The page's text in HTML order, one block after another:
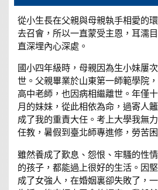
從小生長在父親與母親執手相愛的
去召會，所以一直蒙受主恩，耳濡
直深埋內心深處。
國小四年級時，母親因為生小妹屢
世。父親畢業於山東第一師範學院
高中老師，也因病相繼離世。年僅
月的妹妹，從此相依為命，過寄人
成了我的重責大任。考上大學我無
任教，暑假到臺北師專進修，勞苦
雖然養成了歎息、怨恨、牢騷的性
的孩子，都能過上很好的生活。因
成了女強人，在婚姻裏卻失敗了，